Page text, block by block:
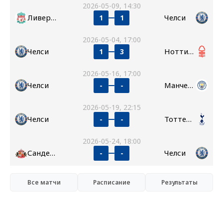
2026-05-09, 14:30
Ливерпуль 1 1 Челси
2026-05-04, 17:00
Челси 1 3 Ноттингем Форест
2026-05-16, 17:00
Челси - - Манчестер Сити
2026-05-19, 22:15
Челси - - Тоттенхэм
2026-05-24, 18:00
Сандерленд - - Челси
Все матчи Расписание Результаты